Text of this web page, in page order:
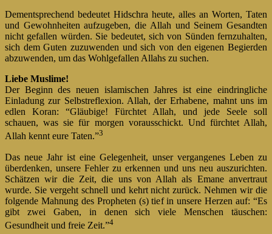
Dementsprechend bedeutet Hidschra heute, alles an Worten, Taten
und Gewohnheiten aufzugeben, die Allah und Seinem Gesandten
nicht gefallen würden. Sie bedeutet, sich von Sünden fernzuhalten,
sich dem Guten zuzuwenden und sich von den eigenen Begierden
abzuwenden, um das Wohlgefallen Allahs zu suchen.
Liebe Muslime!
Der Beginn des neuen islamischen Jahres ist eine eindringliche
Einladung zur Selbstreflexion. Allah, der Erhabene, mahnt uns im
edlen Koran: “Gläubige! Fürchtet Allah, und jede Seele soll
schauen, was sie für morgen vorausschickt. Und fürchtet Allah,
Allah kennt eure Taten.”3
Das neue Jahr ist eine Gelegenheit, unser vergangenes Leben zu
überdenken, unsere Fehler zu erkennen und uns neu auszurichten.
Schätzen wir die Zeit, die uns von Allah als Emane anvertraut
wurde. Sie vergeht schnell und kehrt nicht zurück. Nehmen wir die
folgende Mahnung des Propheten (s) tief in unsere Herzen auf: “Es
gibt zwei Gaben, in denen sich viele Menschen täuschen:
Gesundheit und freie Zeit.”4